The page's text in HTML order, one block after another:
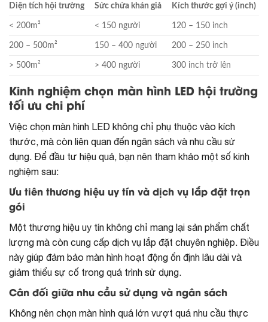
Diện tích hội trường Sức chứa khán giả Kích thước gợi ý (inch)
< 200m² < 150 người 120 – 150 inch
200 – 500m² 150 – 400 người 200 – 250 inch
> 500m² > 400 người 300 inch trở lên
Kinh nghiệm chọn màn hình LED hội trường
tối ưu chi phí
Việc chọn màn hình LED không chỉ phụ thuộc vào kích
thước, mà còn liên quan đến ngân sách và nhu cầu sử
dụng. Để đầu tư hiệu quả, bạn nên tham khảo một số kinh
nghiệm sau:
Ưu tiên thương hiệu uy tín và dịch vụ lắp đặt trọn
gói
Một thương hiệu uy tín không chỉ mang lại sản phẩm chất
lượng mà còn cung cấp dịch vụ lắp đặt chuyên nghiệp. Điều
này giúp đảm bảo màn hình hoạt động ổn định lâu dài và
giảm thiểu sự cố trong quá trình sử dụng.
Cân đối giữa nhu cầu sử dụng và ngân sách
Không nên chọn màn hình quá lớn vượt quá nhu cầu thực